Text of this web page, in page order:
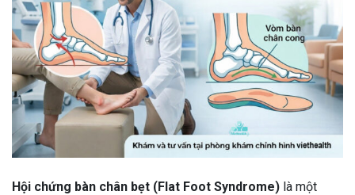
Hội chứng bàn chân bẹt (Flat Foot Syndrome) là một